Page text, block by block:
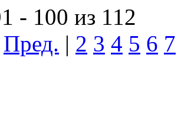
- 100 из 112
Пред. | 2 3 4 5 6 7